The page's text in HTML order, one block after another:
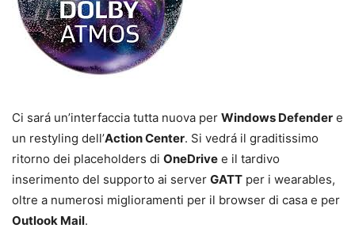
Ci sará un’interfaccia tutta nuova per Windows Defender e
un restyling dell’Action Center. Si vedrá il graditissimo
ritorno dei placeholders di OneDrive e il tardivo
inserimento del supporto ai server GATT per i wearables,
oltre a numerosi miglioramenti per il browser di casa e per
Outlook Mail.